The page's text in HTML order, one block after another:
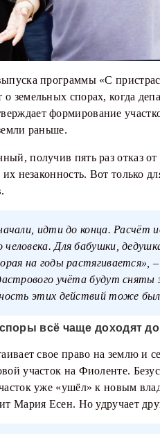
программы «С
земельных спорах, когда
формирование
раньше.
получив пять раз отказ
их незаконность. Вот только
идти до конца.
Для бабушки,
на годы
учёта будут сняты
этих действий тоже
всё чаще доходят до
свое право на землю и
участок на Фиоленте.
уже «ушёл» к новым
Мария Есен. Но удручает